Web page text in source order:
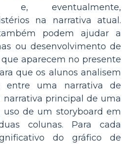
e, eventualmente,
na narrativa atual.
podem ajudar a
ou desenvolvimento de
aparecem no presente
que os alunos analisem
entre uma narrativa de
narrativa principal de uma
uso de um storyboard em
colunas. Para cada
do gráfico de